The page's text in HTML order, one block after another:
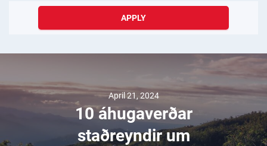
APPLY
April 21, 2024
10 áhugaverðar
staðreyndir um